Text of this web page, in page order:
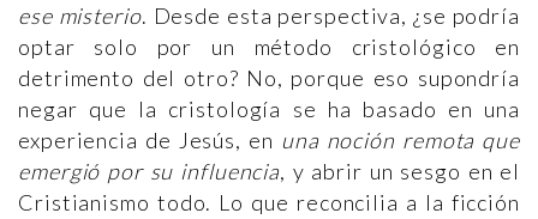
ese misterio. Desde esta perspectiva, ¿se podría
optar solo por un método cristológico en
detrimento del otro? No, porque eso supondría
negar que la cristología se ha basado en una
experiencia de Jesús, en una noción remota que
emergió por su influencia, y abrir un sesgo en el
Cristianismo todo. Lo que reconcilia a la ficción